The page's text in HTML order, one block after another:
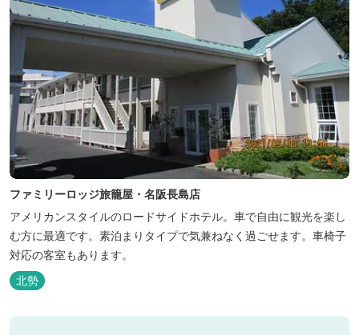
ファミリーロッジ旅籠屋・名阪長島店
アメリカンスタイルのロードサイドホテル。車で自由に観光を楽し
む方に最適です。素泊まりタイプで気兼ねなく過ごせます。車椅子
対応の客室もあります。
北勢